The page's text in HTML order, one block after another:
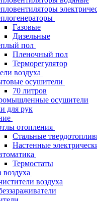
Газовые
Дизельные
пол
Пленочный пол
Терморегулятор
воздуха
осушители
70 литров
осушители
для рук
отопления
Стальные
Настенные
Термостаты
воздуха
воздуха